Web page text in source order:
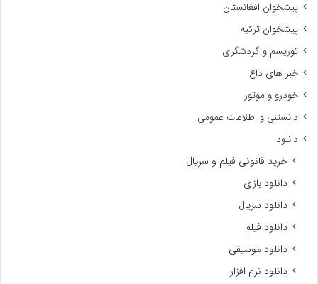
پیشخوان افغانستان
پیشخوان ترکیه
توریسم و گردشگری
خبر های داغ
خودرو و موتور
دانستنی و اطلاعات عمومی
دانلود
خرید قانونی فیلم و سریال
دانلود بازی
دانلود سریال
دانلود فیلم
دانلود موسیقی
دانلود نرم افزار